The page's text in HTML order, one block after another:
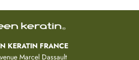
KERATIN FRANCE
Marcel Dassault